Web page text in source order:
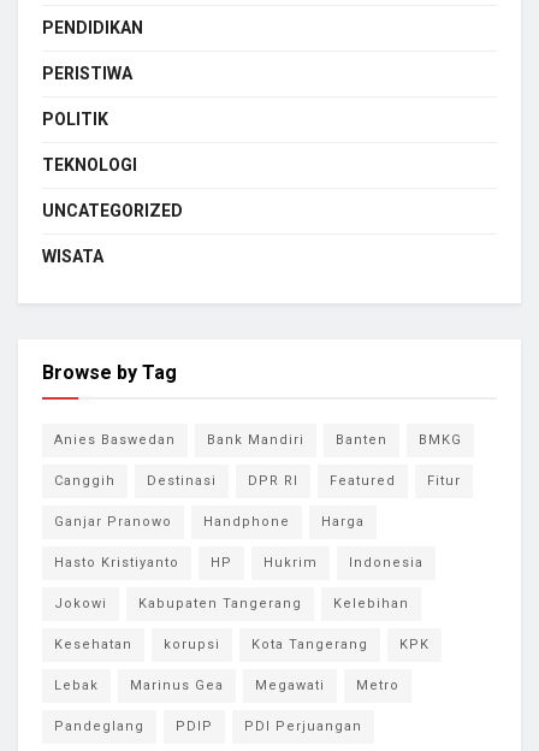
PENDIDIKAN
PERISTIWA
POLITIK
TEKNOLOGI
UNCATEGORIZED
WISATA
Browse by Tag
Anies Baswedan Bank Mandiri Banten BMKG
Canggih Destinasi DPR RI Featured Fitur
Ganjar Pranowo Handphone Harga
Hasto Kristiyanto HP Hukrim Indonesia
Jokowi Kabupaten Tangerang Kelebihan
Kesehatan korupsi Kota Tangerang KPK
Lebak Marinus Gea Megawati Metro
Pandeglang PDIP PDI Perjuangan